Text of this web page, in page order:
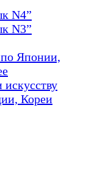
N4”
N3”
Японии,
искусству
Кореи